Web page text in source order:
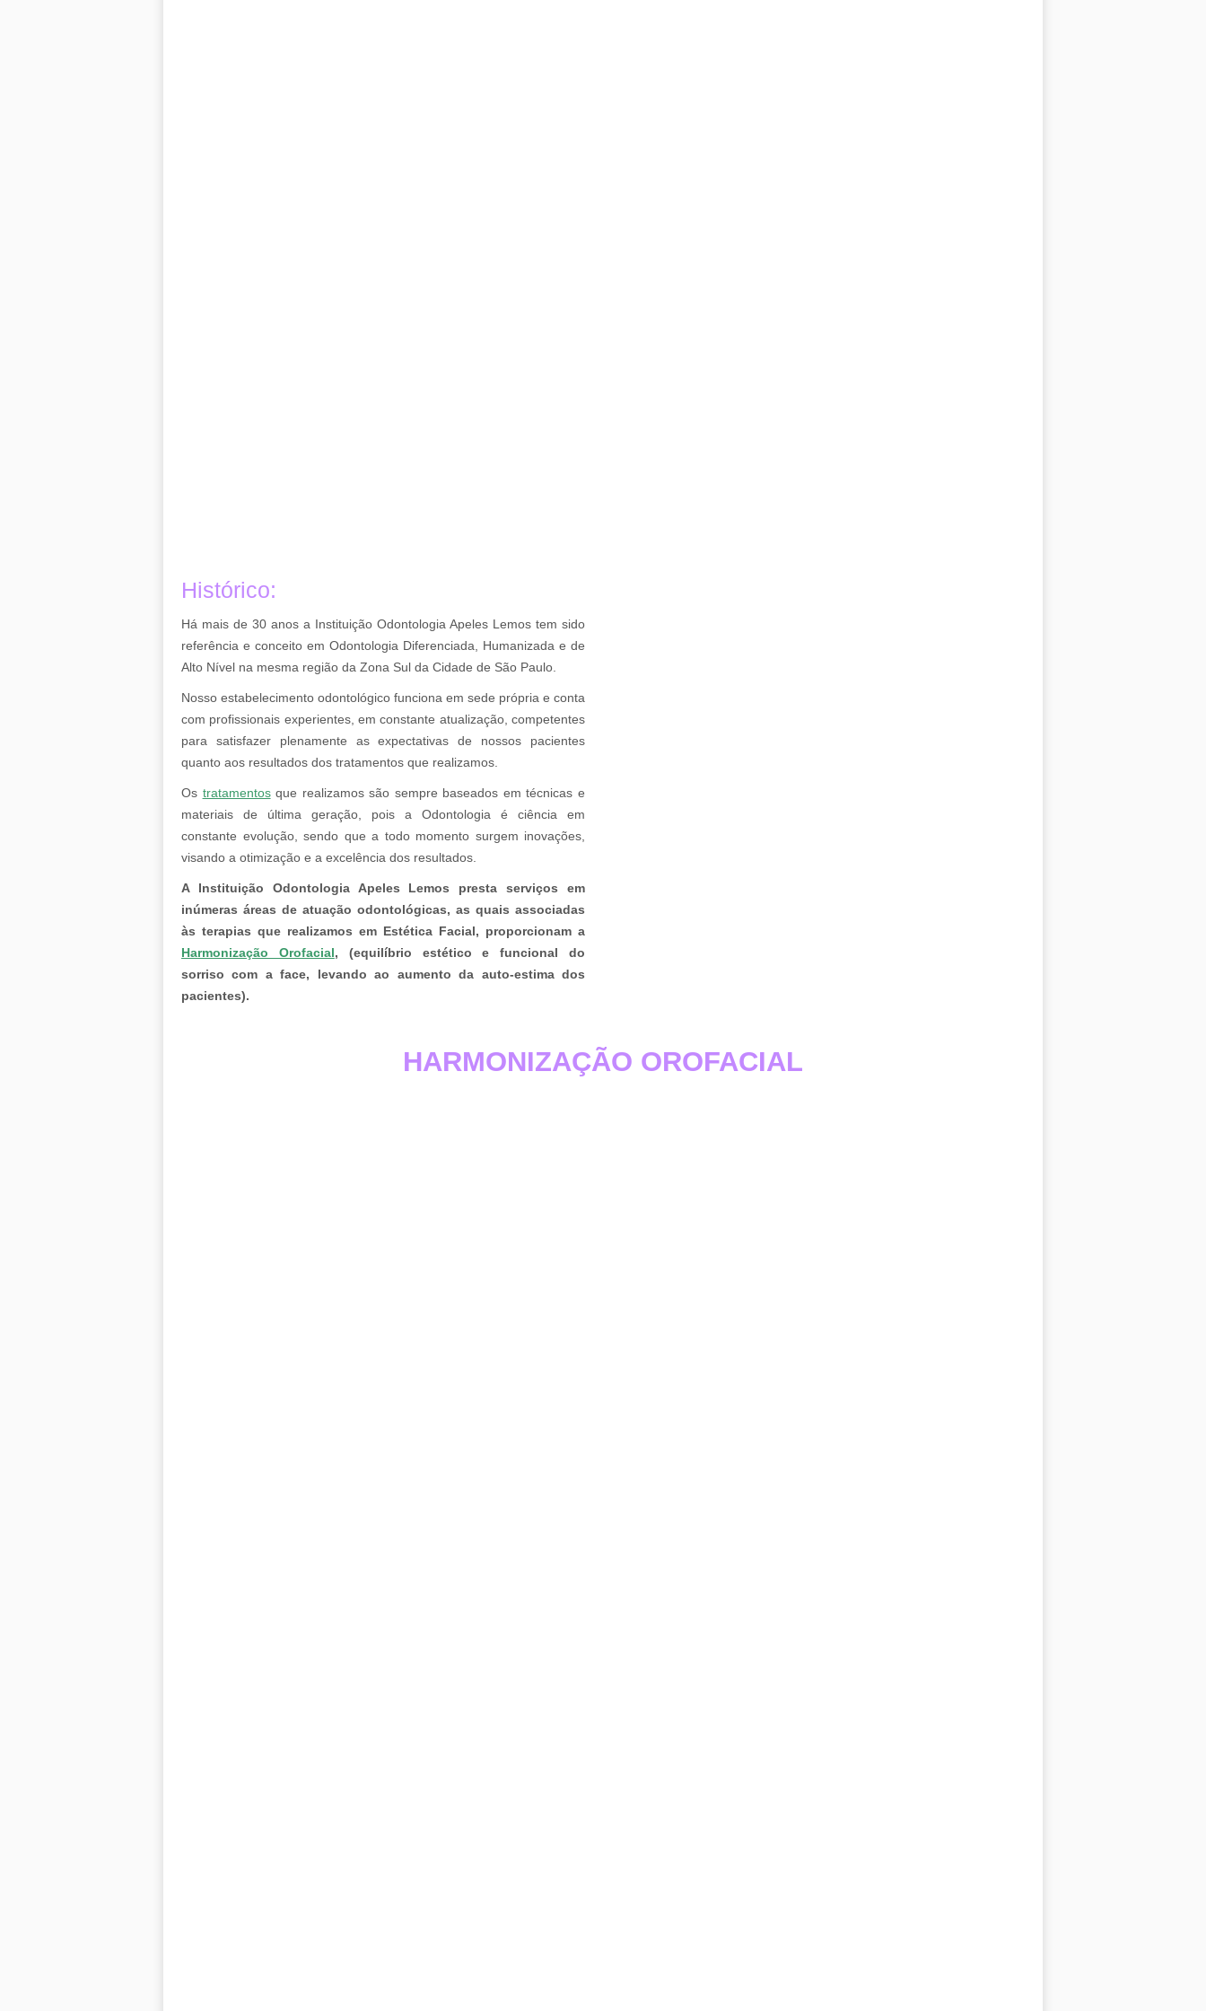
Histórico:
Há mais de 30 anos a Instituição Odontologia Apeles Lemos tem sido
referência e conceito em Odontologia Diferenciada, Humanizada e de
Alto Nível na mesma região da Zona Sul da Cidade de São Paulo.
Nosso estabelecimento odontológico funciona em sede própria e conta
com profissionais experientes, em constante atualização, competentes
para satisfazer plenamente as expectativas de nossos pacientes
quanto aos resultados dos tratamentos que realizamos.
Os tratamentosque realizamos são sempre baseados em técnicas e
materiais de última geração, pois a Odontologia é ciência em
constante evolução, sendo que a todo momento surgem inovações,
visando a otimização e a excelência dos resultados.
A Instituição Odontologia Apeles Lemos presta serviços em
inúmeras áreas de atuação odontológicas, as quais associadas
às terapias que realizamos em Estética Facial, proporcionam a
Harmonização Orofacial, (equilíbrio estético e funcional do
sorriso com a face, levando ao aumento da auto-estima dos
pacientes).
HARMONIZAÇÃO OROFACIAL